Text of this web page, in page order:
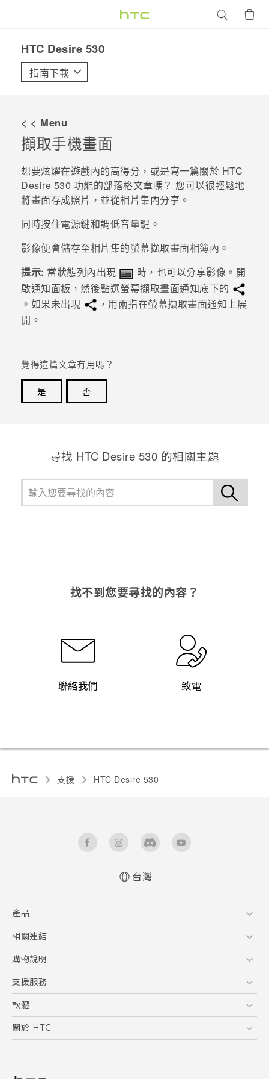
VIVE
配件
優惠專區
支援服務
VIVELAND
登入
HTC Desire 530‎
指南下載
< < Menu
擷取手機畫面
想要炫燿在遊戲內的高得分，或是寫一篇關於 HTC
Desire 530 功能的部落格文章嗎？ 您可以很輕鬆地
將畫面存成照片，並從相片集內分享。
同時按住電源鍵和調低音量鍵。
影像便會儲存至相片集的螢幕擷取畫面相簿內。
提示: 當狀態列內出現
時，也可以分享影像。開
啟通知面板，然後點選螢幕擷取畫面通知底下的
。如果未出現
，用兩指在螢幕擷取畫面通知上展
開。
覺得這篇文章有用嗎？
是
否
尋找 HTC Desire 530 的相關主題
找不到您要尋找的內容？
聯絡我們 致電
支援 HTC Desire 530‎
台灣
產品
5G
智慧型手機
配件
相關連結
HTC Research
購物說明
購物須知
訂單管理
付款方式
支援服務
到府收送維修服務
服務中心資訊
客戶服務佈告欄
軟體
應用程式
關於 HTC